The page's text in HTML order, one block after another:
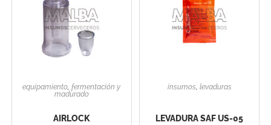
equipamiento ,fermentación y
madurado
AIRLOCK
insumos levaduras
LEVADURA SAF US-05